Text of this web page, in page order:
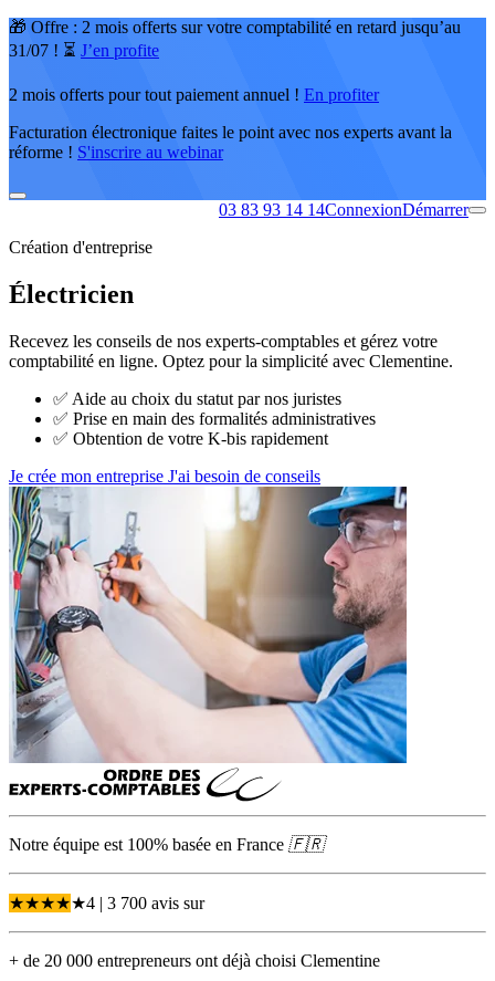
🎁 Offre : 2 mois offerts sur votre comptabilité en retard jusqu’au
31/07 ! ⏳ J’en profite
2 mois offerts pour tout paiement annuel ! En profiter
Facturation électronique faites le point avec nos experts avant la
réforme ! S'inscrire au webinar
03 83 93 14 14ConnexionDémarrer
Création d'entreprise
Électricien
Recevez les conseils de nos experts-comptables et gérez votre
comptabilité en ligne. Optez pour la simplicité avec Clementine.
✅ Aide au choix du statut par nos juristes
✅ Prise en main des formalités administratives
✅ Obtention de votre K-bis rapidement
Je crée mon entreprise J'ai besoin de conseils
Notre équipe est 100% basée en France 🇫🇷
★★★★★4 | 3 700 avis sur
+ de 20 000 entrepreneurs ont déjà choisi Clementine